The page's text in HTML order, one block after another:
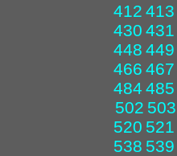
412 413
430 431
448 449
466 467
484 485
502 503
520 521
538 539